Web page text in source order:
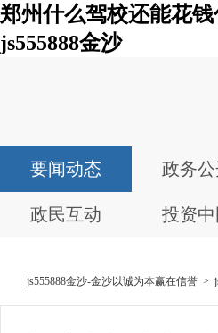
郑州什么驾校还能花
js555888金沙
要闻动态 政务
政民互动 投资中
js555888金沙-金沙以诚为本赢在信誉 >